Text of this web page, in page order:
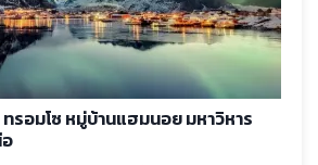
รอมโซ หมู่บ้านแฮมนอย มหาวิหาร